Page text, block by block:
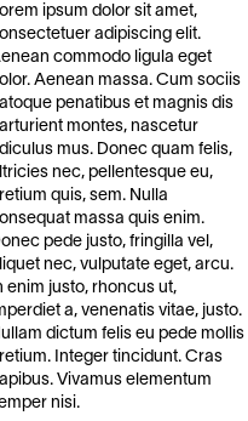
ipsum dolor sit amet,
adipiscing elit.
commodo ligula eget
Aenean massa. Cum sociis
penatibus et magnis dis
montes, nascetur
mus. Donec quam felis,
nec, pellentesque eu,
quis, sem. Nulla
massa quis enim.
pede justo, fringilla vel,
nec, vulputate eget, arcu.
enim justo, rhoncus ut,
a, venenatis vitae, justo.
dictum felis eu pede mollis
Integer tincidunt. Cras
Vivamus elementum
nisi.